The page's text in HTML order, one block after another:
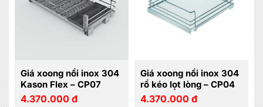
Giá xoong nồi inox 304
Kason Flex – CP07
4.370.000 đ
Giá xoong nồi inox 304
rổ kéo lọt lòng – CP04
4.370.000 đ